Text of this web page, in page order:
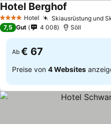
4 Sterne Hotel Skiausrüstung und
Hotel Berghof
7,5 Gut 4 008 Söll
Ab € 67
Preise von 4 Websites